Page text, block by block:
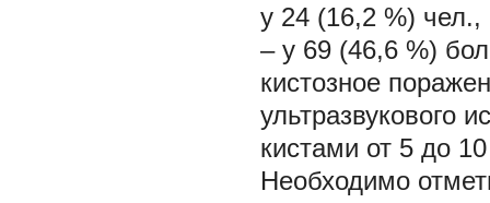
у 24 (16,2 %)
– у 69 (46,6 %)
кистозное
ультразвукового
кистами от 5 до
Необходимо